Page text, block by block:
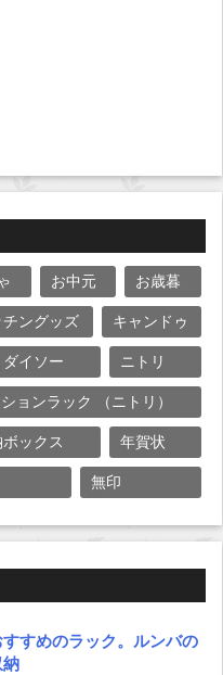
お中元 お歳暮
チングッズ キャンドゥ
ダイソー ニトリ
ョンラック （ニトリ）
ックス 年賀状
無印
すめのラック。ルンバの